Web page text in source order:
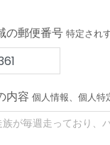
の郵便番号 特定され
内容 個人情報、個人特